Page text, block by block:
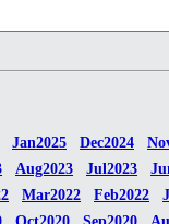
Jan2025 Dec2024
Aug2023 Jul2023
Mar2022 Feb2022